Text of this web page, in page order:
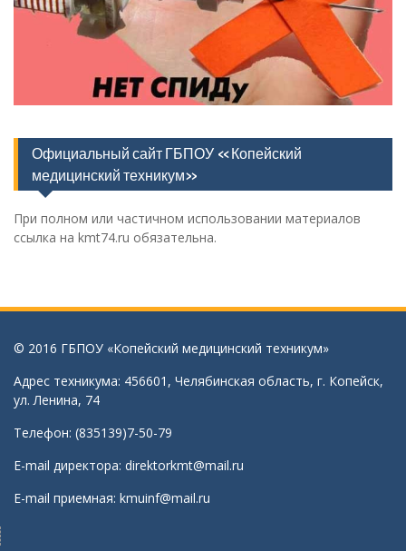
Официальный сайт ГБПОУ «Копейский
медицинский техникум»
При полном или частичном использовании материалов
ссылка на kmt74.ru обязательна.
© 2016 ГБПОУ «Копейский медицинский техникум»
Адрес техникума: 456601, Челябинская область, г. Копейск,
ул. Ленина, 74
Телефон: (835139)7-50-79
E-mail директора: direktorkmt@mail.ru
E-mail приемная: kmuinf@mail.ru